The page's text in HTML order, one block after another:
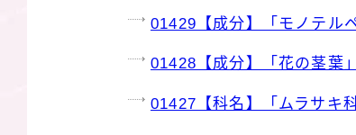
01429【成分】「モノテル
01428【成分】「花の茎葉
01427【科名】「ムラサキ